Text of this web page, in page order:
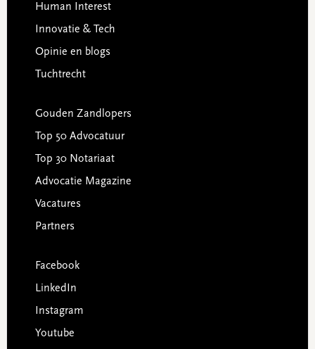
Human Interest
Innovatie & Tech
Opinie en blogs
Tuchtrecht
Gouden Zandlopers
Top 50 Advocatuur
Top 30 Notariaat
Advocatie Magazine
Vacatures
Partners
Facebook
LinkedIn
Instagram
Youtube